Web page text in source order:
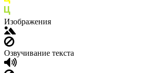
Изображения
Озвучивание текста